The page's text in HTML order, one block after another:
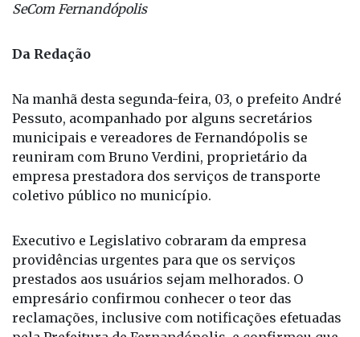
SeCom Fernandópolis
Da Redação
Na manhã desta segunda-feira, 03, o prefeito André
Pessuto, acompanhado por alguns secretários
municipais e vereadores de Fernandópolis se
reuniram com Bruno Verdini, proprietário da
empresa prestadora dos serviços de transporte
coletivo público no município.
Executivo e Legislativo cobraram da empresa
providências urgentes para que os serviços
prestados aos usuários sejam melhorados. O
empresário confirmou conhecer o teor das
reclamações, inclusive com notificações efetuadas